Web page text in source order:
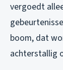
vergoedt
boom, dat
achterstallig